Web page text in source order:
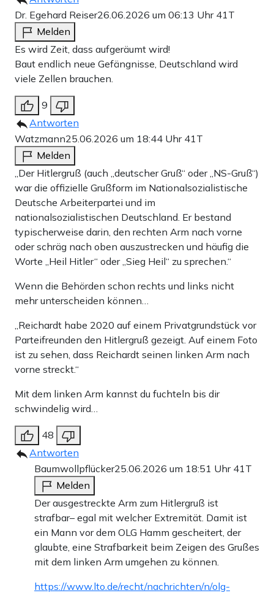
Dr. Egehard Reiser26.06.2026 um 06:13 Uhr 41T
Melden
Es wird Zeit, dass aufgeräumt wird!
Baut endlich neue Gefängnisse, Deutschland wird
viele Zellen brauchen.
9
Antworten
Watzmann25.06.2026 um 18:44 Uhr 41T
Melden
„Der Hitlergruß (auch „deutscher Gruß“ oder „NS-Gruß“)
war die offizielle Grußform im Nationalsozialistische
Deutsche Arbeiterpartei und im
nationalsozialistischen Deutschland. Er bestand
typischerweise darin, den rechten Arm nach vorne
oder schräg nach oben auszustrecken und häufig die
Worte „Heil Hitler“ oder „Sieg Heil“ zu sprechen.“
Wenn die Behörden schon rechts und links nicht
mehr unterscheiden können…
„Reichardt habe 2020 auf einem Privatgrundstück vor
Parteifreunden den Hitlergruß gezeigt. Auf einem Foto
ist zu sehen, dass Reichardt seinen linken Arm nach
vorne streckt.“
Mit dem linken Arm kannst du fuchteln bis dir
schwindelig wird…
48
Antworten
Baumwollpflücker25.06.2026 um 18:51 Uhr 41T
Melden
Der ausgestreckte Arm zum Hitlergruß ist
strafbar– egal mit welcher Extremität. Damit ist
ein Mann vor dem OLG Hamm gescheitert, der
glaubte, eine Strafbarkeit beim Zeigen des Grußes
mit dem linken Arm umgehen zu können.
https://www.lto.de/recht/nachrichten/n/olg-